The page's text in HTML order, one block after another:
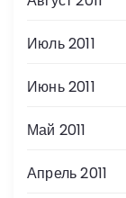
Июль 2011
Июнь 2011
Май 2011
Апрель 2011